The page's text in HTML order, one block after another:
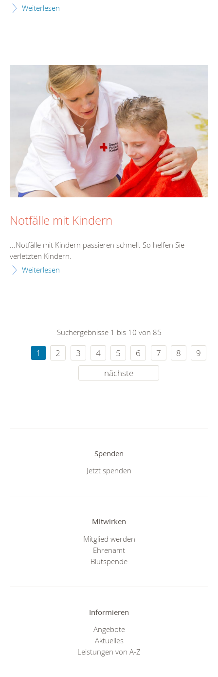
Weiterlesen
Notfälle mit Kindern
...Notfälle mit Kindern passieren schnell. So helfen Sie
verletzten Kindern.
Weiterlesen
Suchergebnisse 1 bis 10 von 85
1 2 3 4 5 6 7 8
9
nächste
Spenden
Jetzt spenden
Mitwirken
Mitglied werden
Ehrenamt
Blutspende
Informieren
Angebote
Aktuelles
Leistungen von A-Z